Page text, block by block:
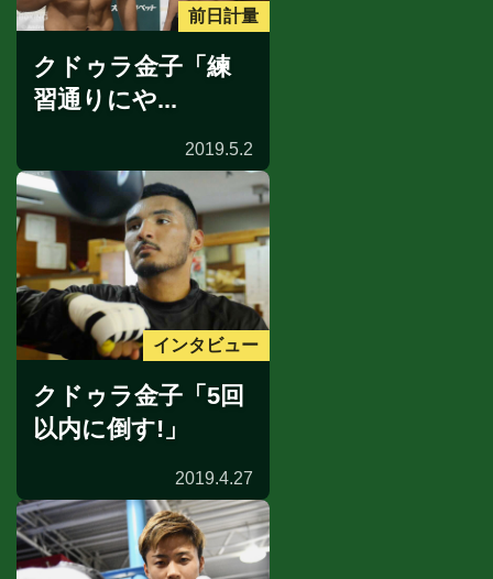
前日計量
クドゥラ金子「練
習通りにや...
2019.5.2
インタビュー
クドゥラ金子「5回
以内に倒す!」
2019.4.27